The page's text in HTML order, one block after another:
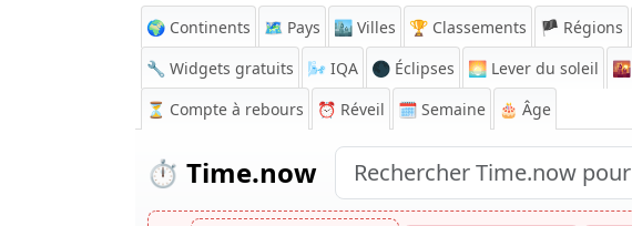
🌍 Continents 🗺️ Pays 🏙️ Villes 🏆 Classements 🏴 Régions
🔧 Widgets gratuits
🌬️ IQA 🌑 Éclipses 🌅 Lever du soleil 🌇
⏳ Compte à rebours ⏰ Réveil 🗓️ Semaine 🎂 Âge
⏱️ Time.now